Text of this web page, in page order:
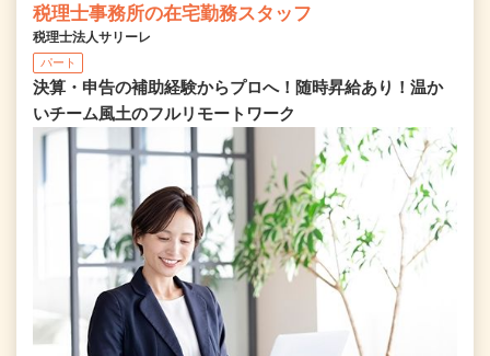
税理士事務所の在宅勤務スタッフ
税理士法人サリーレ
パート
決算・申告の補助経験からプロへ！随時昇給あり！温か
いチーム⾵⼟のフルリモートワーク